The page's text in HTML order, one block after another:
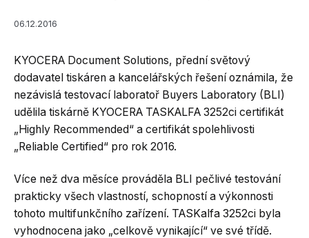
06.12.2016
KYOCERA Document Solutions, přední světový
dodavatel tiskáren a kancelářských řešení oznámila, že
nezávislá testovací laboratoř Buyers Laboratory (BLI)
udělila tiskárně KYOCERA TASKALFA 3252ci certifikát
„Highly Recommended“ a certifikát spolehlivosti
„Reliable Certified“ pro rok 2016.
Více než dva měsíce prováděla BLI pečlivé testování
prakticky všech vlastností, schopností a výkonnosti
tohoto multifunkčního zařízení. TASKalfa 3252ci byla
vyhodnocena jako „celkově vynikající“ ve své třídě.